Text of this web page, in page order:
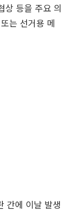
등을 주요 의
는 선거용 메
간에 이날 발생